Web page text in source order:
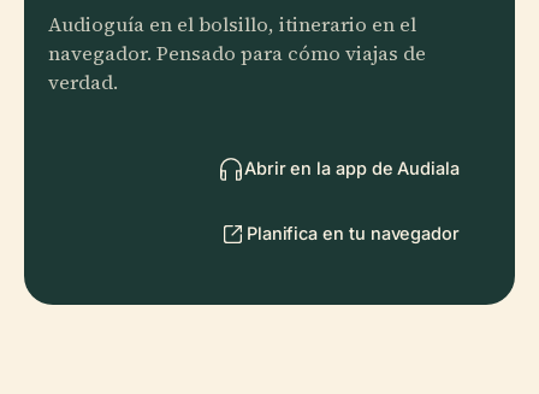
Audioguía en el bolsillo, itinerario en el
navegador. Pensado para cómo viajas de
verdad.
Abrir en la app de Audiala
Planifica en tu navegador